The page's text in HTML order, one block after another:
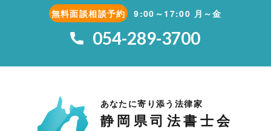
無料面談相談予約 9:00～17:00 月～金
054-289-3700
あなたに寄り添う法律家
静岡県司法書士会